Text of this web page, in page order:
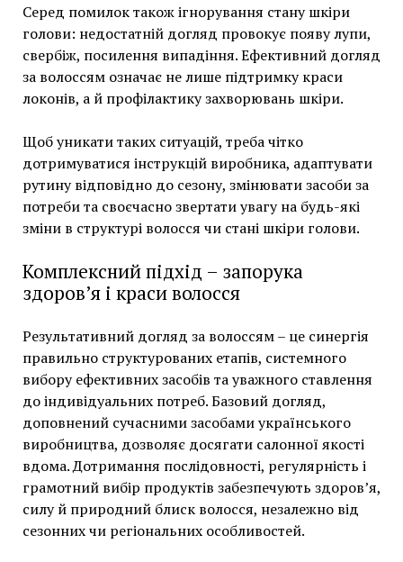
Серед помилок також ігнорування стану шкіри
голови: недостатній догляд провокує появу лупи,
свербіж, посилення випадіння. Ефективний догляд
за волоссям означає не лише підтримку краси
локонів, а й профілактику захворювань шкіри.
Щоб уникати таких ситуацій, треба чітко
дотримуватися інструкцій виробника, адаптувати
рутину відповідно до сезону, змінювати засоби за
потреби та своєчасно звертати увагу на будь-які
зміни в структурі волосся чи стані шкіри голови.
Комплексний підхід – запорука
здоров’я і краси волосся
Результативний догляд за волоссям – це синергія
правильно структурованих етапів, системного
вибору ефективних засобів та уважного ставлення
до індивідуальних потреб. Базовий догляд,
доповнений сучасними засобами українського
виробництва, дозволяє досягати салонної якості
вдома. Дотримання послідовності, регулярність і
грамотний вибір продуктів забезпечують здоров’я,
силу й природний блиск волосся, незалежно від
сезонних чи регіональних особливостей.